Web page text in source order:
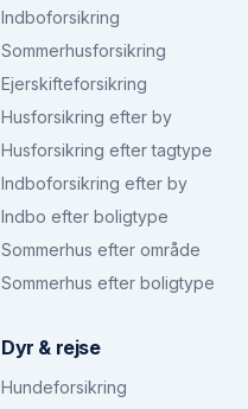
Indboforsikring
Sommerhusforsikring
Ejerskifteforsikring
Husforsikring efter by
Husforsikring efter tagtype
Indboforsikring efter by
Indbo efter boligtype
Sommerhus efter område
Sommerhus efter boligtype
Dyr & rejse
Hundeforsikring